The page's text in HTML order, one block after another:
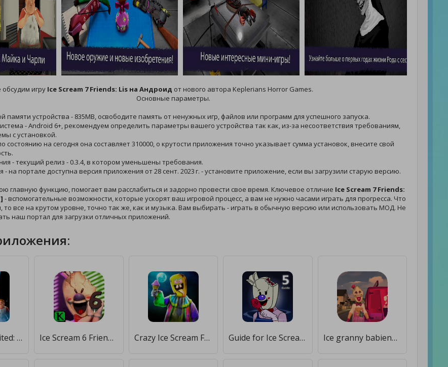
игру Ice Scream 7 Friends: Lis на Андроид от нового автора Keplerians Horror Games.
Основные параметры.
памяти устройства - 835MB, освободите память от ненужных игр, файлов или программ для успешного запуска.
- Android 6+, рекомендуем определить параметры вашего устройства так как, из-за несоответствия требованиям,
с установкой.
состоянию на сегодня она составляет 310000, о крутости приложения точно указывает сумма установок, внесите свой
- текущий релиз - 0.3.4, в котором уменьшены требования.
- на портале доступна версия приложения от 28 сент. 2023 г. - установите приложение, если вы загрузили старую версию.
главную функцию, помогает вам расслабиться и задорно провести свое время. Ключевое отличие Ice Scream 7 Friends:
- вспомогательные возможности, которые ускорят ваш игровой процесс, а вам не нужно часами играть для прогресса. Что
то все на крутом уровне, точно так же, как и музыка. Вам выбирать - играть в обычную версию или использовать МОД. Не
наш портал для загрузки отличных приложений.
Ice Scream United: Multiplayer [Много монет] Ice Scream 6 Friends: Charlie [Бесплатные покупки] Crazy Ice Scream Freaky Clown [Много денег] Guide for Ice Scream 5 - Friends Horror Adventures [Без рекламы] Ice granny babienna Scream : horror Mod [Много монет]